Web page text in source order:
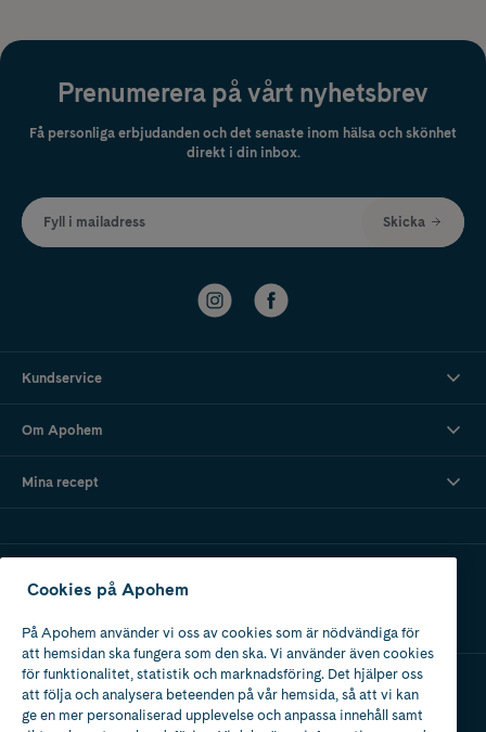
Prenumerera på vårt nyhetsbrev
Få personliga erbjudanden och det senaste inom hälsa och skönhet
direkt i din inbox.
Fyll i mailadress Skicka
Kundservice
Om Apohem
Mina recept
Apotek med tillstånd
av Läkemedelsverket
Cookies på Apohem
På Apohem använder vi oss av cookies som är nödvändiga för
att hemsidan ska fungera som den ska. Vi använder även cookies
för funktionalitet, statistik och marknadsföring. Det hjälper oss
att följa och analysera beteenden på vår hemsida, så att vi kan
ge en mer personaliserad upplevelse och anpassa innehåll samt